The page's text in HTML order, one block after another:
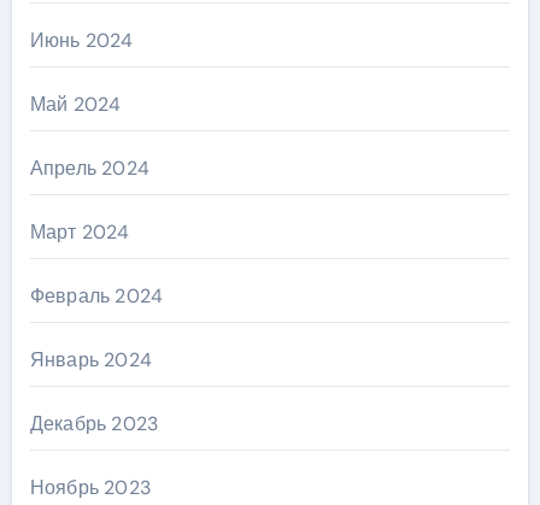
Июнь 2024
Май 2024
Апрель 2024
Март 2024
Февраль 2024
Январь 2024
Декабрь 2023
Ноябрь 2023